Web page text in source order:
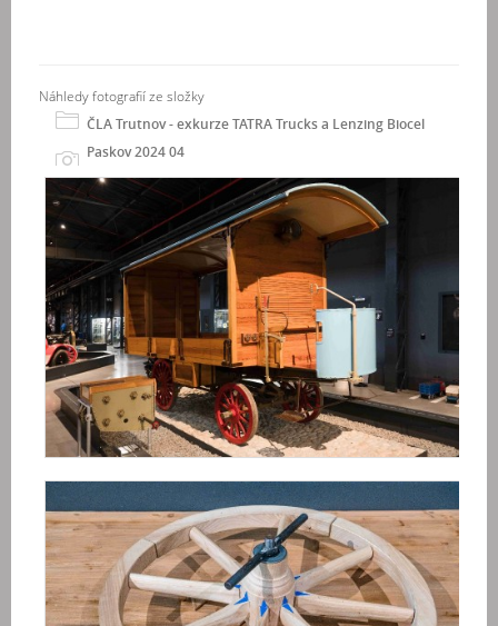
Náhledy fotografií ze složky
ČLA Trutnov - exkurze TATRA Trucks a Lenzing Biocel
Paskov 2024 04